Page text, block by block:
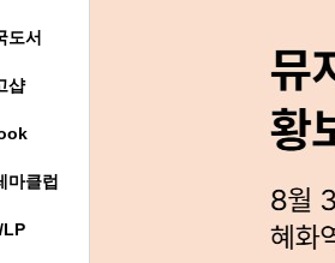
도서
샵
마클럽
LP